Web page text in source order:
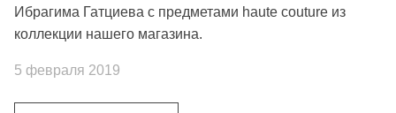
Ибрагима Гатциева с предметами haute couture из
коллекции нашего магазина.
5 февраля 2019